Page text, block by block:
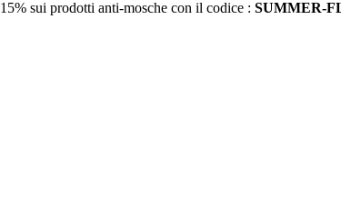
15% sui prodotti anti-mosche con il codice : SUMMER-